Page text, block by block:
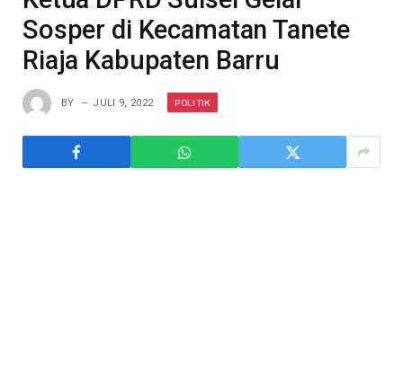
Sosper di Kecamatan Tanete
Riaja Kabupaten Barru
BY JULI 9, 2022 POLITIK